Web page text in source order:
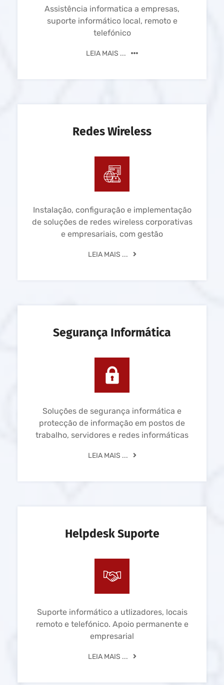
Assistência informatica a empresas,
suporte informático local, remoto e
telefónico
LEIA MAIS ...
Redes Wireless
Instalação, configuração e implementação
de soluções de redes wireless corporativas
e empresariais, com gestão
LEIA MAIS ...
Segurança Informática
Soluções de segurança informática e
protecção de informação em postos de
trabalho, servidores e redes informáticas
LEIA MAIS ...
Helpdesk Suporte
Suporte informático a utlizadores, locais
remoto e telefónico. Apoio permanente e
empresarial
LEIA MAIS ...